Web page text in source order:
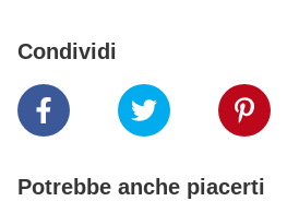
Condividi
Potrebbe anche piacerti